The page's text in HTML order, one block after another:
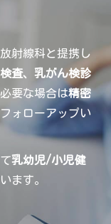
射線科と提携し
査、乳がん検診
要な場合は精密
ォローアップい
乳幼児/小児健
ます。